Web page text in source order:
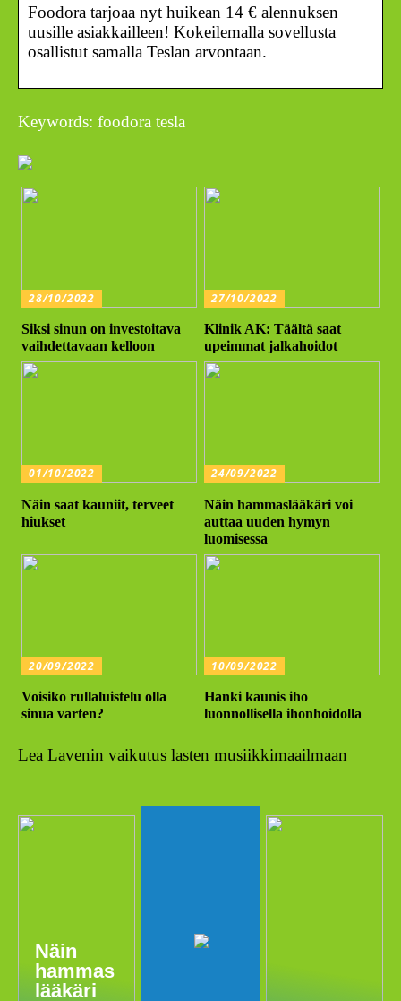
Foodora tarjoaa nyt huikean 14 € alennuksen
uusille asiakkailleen! Kokeilemalla sovellusta
osallistut samalla Teslan arvontaan.
Keywords: foodora tesla
28/10/2022
Siksi sinun on investoitava
vaihdettavaan kelloon
27/10/2022
Klinik AK: Täältä saat
upeimmat jalkahoidot
01/10/2022
Näin saat kauniit, terveet
hiukset
24/09/2022
Näin hammaslääkäri voi
auttaa uuden hymyn
luomisessa
20/09/2022
Voisiko rullaluistelu olla
sinua varten?
10/09/2022
Hanki kaunis iho
luonnollisella ihonhoidolla
Lea Lavenin vaikutus lasten musiikkimaailmaan
Näin
hammas
lääkäri